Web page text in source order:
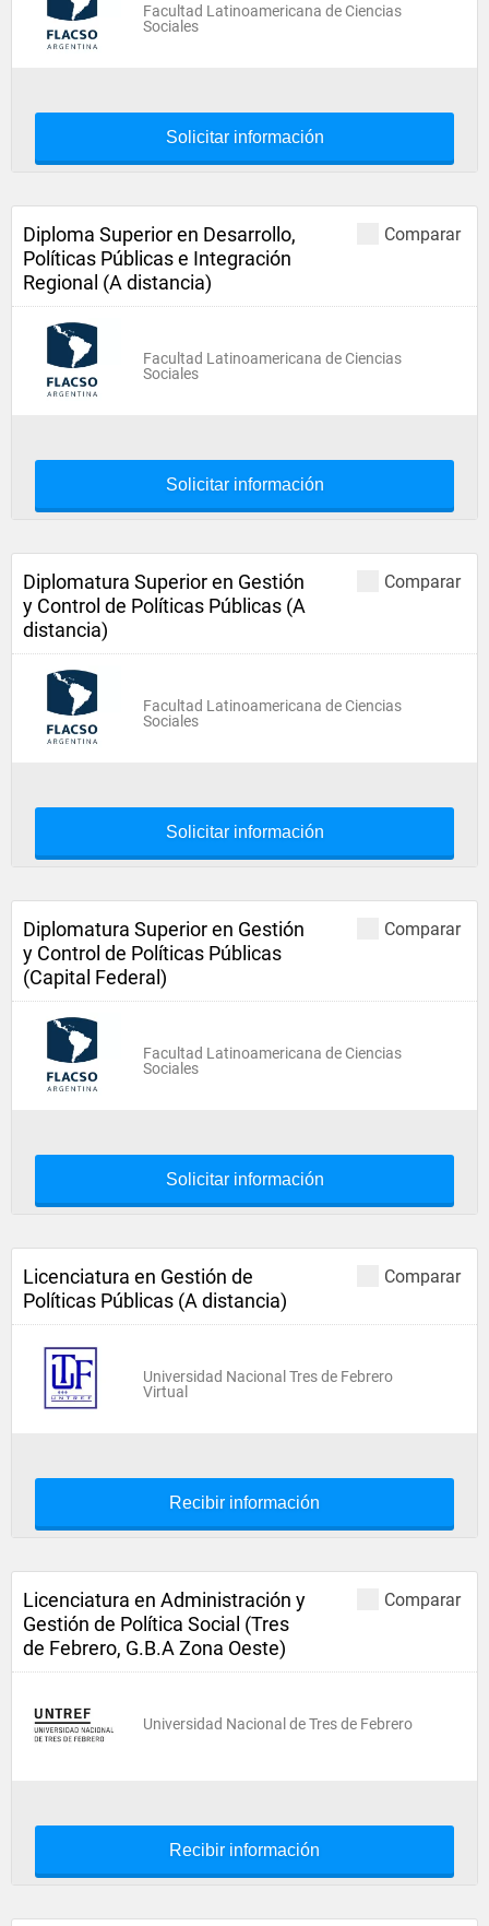
Facultad Latinoamericana de Ciencias
Sociales
Solicitar información
Comparar
Diploma Superior en Desarrollo,
Políticas Públicas e Integración
Regional (A distancia)
Facultad Latinoamericana de Ciencias
Sociales
Solicitar información
Comparar
Diplomatura Superior en Gestión
y Control de Políticas Públicas (A
distancia)
Facultad Latinoamericana de Ciencias
Sociales
Solicitar información
Comparar
Diplomatura Superior en Gestión
y Control de Políticas Públicas
(Capital Federal)
Facultad Latinoamericana de Ciencias
Sociales
Solicitar información
Comparar
Licenciatura en Gestión de
Políticas Públicas (A distancia)
Universidad Nacional Tres de Febrero
Virtual
Recibir información
Comparar
Licenciatura en Administración y
Gestión de Política Social (Tres
de Febrero, G.B.A Zona Oeste)
Universidad Nacional de Tres de Febrero
Recibir información